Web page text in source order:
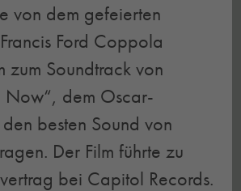
von dem gefeierten
Ford Coppola
zum Soundtrack von
dem Oscar-
besten Sound von
Der Film führte zu
bei Capitol Records.